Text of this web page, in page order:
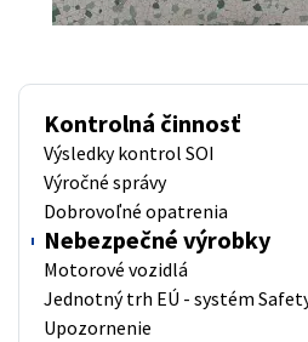
Kontrolná činnosť
Výsledky kontrol SOI
Výročné správy
Dobrovoľné opatrenia
Nebezpečné výrobky
Motorové vozidlá
Jednotný trh EÚ - systém
Upozornenie